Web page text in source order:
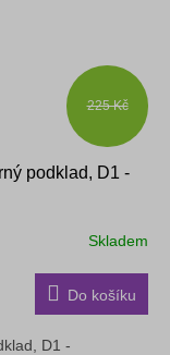
225 Kč
podklad, D1 -
Skladem
Do košíku
D1 -